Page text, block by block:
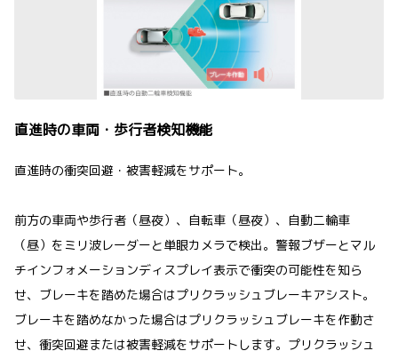
直進時の車両・歩行者検知機能
直進時の衝突回避・被害軽減をサポート。
前方の車両や歩行者（昼夜）、自転車（昼夜）、自動二輪車
（昼）をミリ波レーダーと単眼カメラで検出。警報ブザーとマル
チインフォメーションディスプレイ表示で衝突の可能性を知ら
せ、ブレーキを踏めた場合はプリクラッシュブレーキアシスト。
ブレーキを踏めなかった場合はプリクラッシュブレーキを作動さ
せ、衝突回避または被害軽減をサポートします。プリクラッシュ